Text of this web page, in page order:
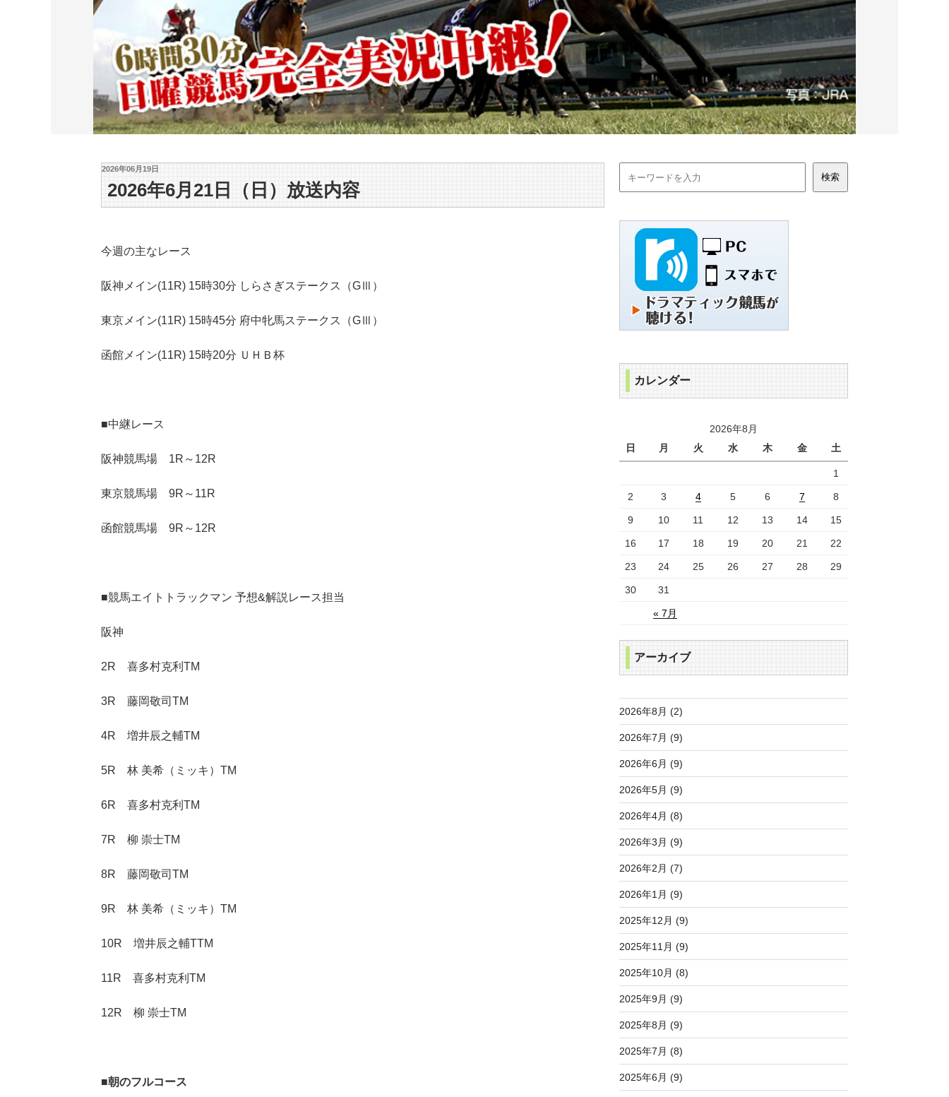
2026年06月19日
2026年6月21日（日）放送内容
今週の主なレース
阪神メイン(11R) 15時30分 しらさぎステークス（GⅢ）
東京メイン(11R) 15時45分 府中牝馬ステークス（GⅢ）
函館メイン(11R) 15時20分 ＵＨＢ杯
■中継レース
阪神競馬場 1R～12R
東京競馬場 9R～11R
函館競馬場 9R～12R
■競馬エイトトラックマン 予想&解説レース担当
阪神
2R 喜多村克利TM
3R 藤岡敬司TM
4R 増井辰之輔TM
5R 林 美希（ミッキ）TM
6R 喜多村克利TM
7R 柳 崇士TM
8R 藤岡敬司TM
9R 林 美希（ミッキ）TM
10R 増井辰之輔TTM
11R 喜多村克利TM
12R 柳 崇士TM
■朝のフルコース
カレンダー
2026年8月
日
月 火 水 木 金 土
« 7月
1
2 3 4 5 6 7 8
9 10 11 12 13 14 15
16 17 18 19 20 21 22
23 24 25 26 27 28 29
30 31
アーカイブ
2026年8月 (2)
2026年7月 (9)
2026年6月 (9)
2026年5月 (9)
2026年4月 (8)
2026年3月 (9)
2026年2月 (7)
2026年1月 (9)
2025年12月 (9)
2025年11月 (9)
2025年10月 (8)
2025年9月 (9)
2025年8月 (9)
2025年7月 (8)
2025年6月 (9)